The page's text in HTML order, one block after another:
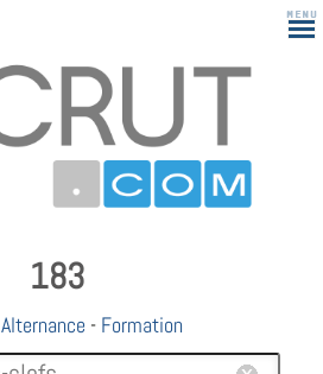
183
Alternance - Formation